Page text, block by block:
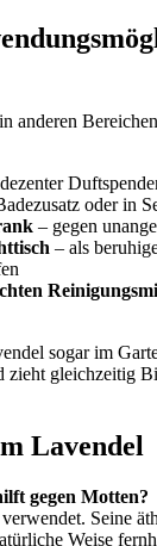
anderen
oder in
– gegen
– als
sogar im
zieht gleichzeitig
Lavendel
gegen Motten?
verwendet. Seine
Weise